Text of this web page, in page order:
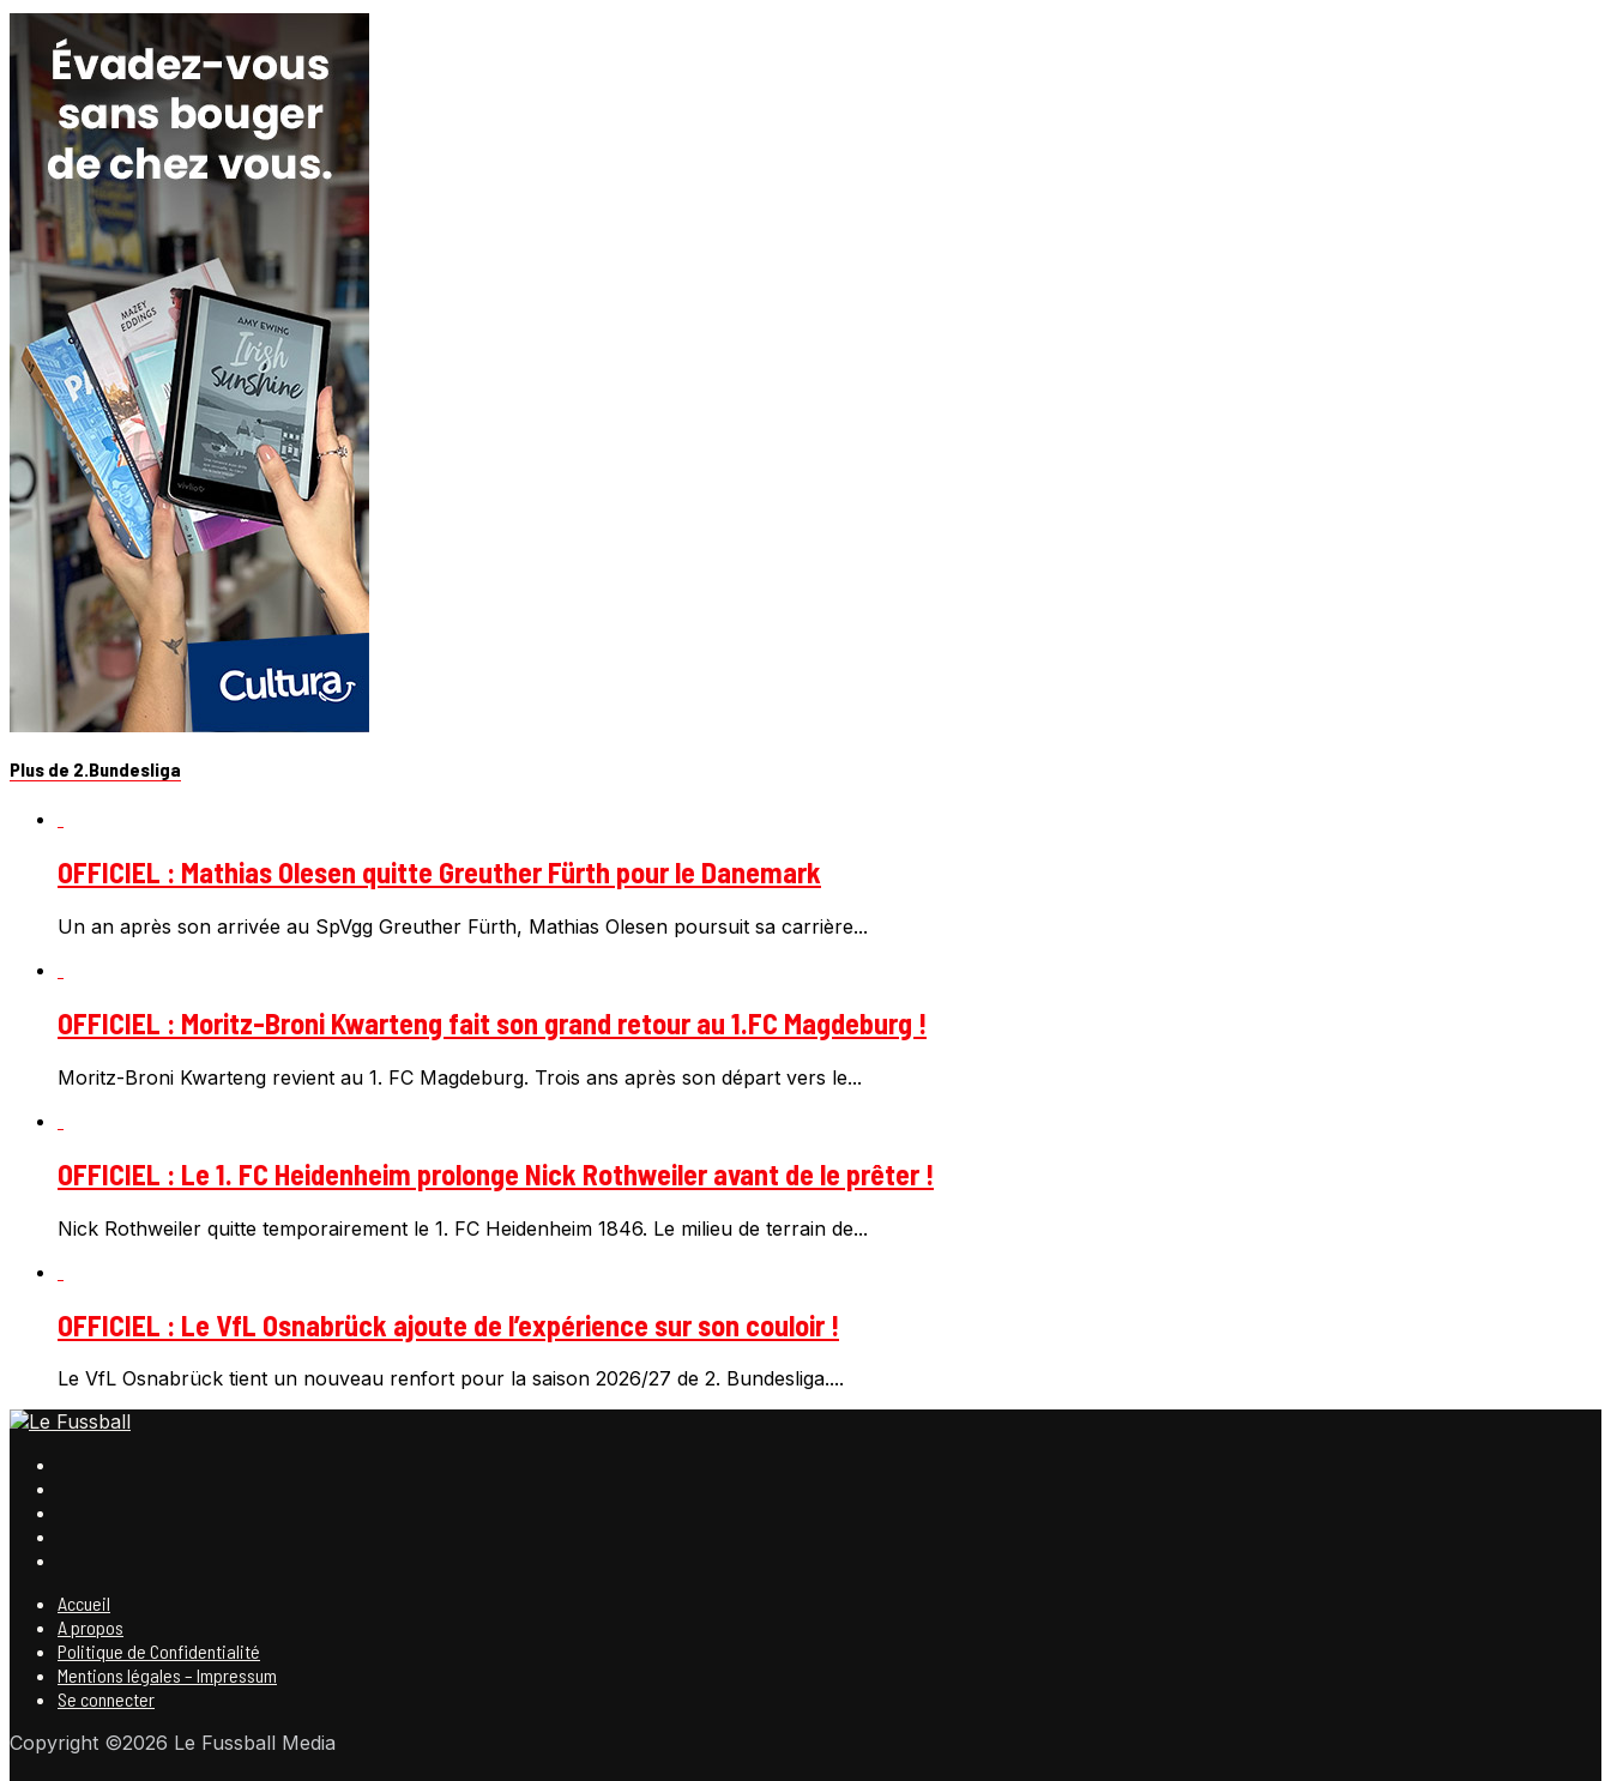
Plus de 2.Bundesliga
OFFICIEL : Mathias Olesen quitte Greuther Fürth pour le Danemark
Un an après son arrivée au SpVgg Greuther Fürth, Mathias Olesen poursuit sa carrière...
OFFICIEL : Moritz-Broni Kwarteng fait son grand retour au 1.FC Magdeburg !
Moritz-Broni Kwarteng revient au 1. FC Magdeburg. Trois ans après son départ vers le...
OFFICIEL : Le 1. FC Heidenheim prolonge Nick Rothweiler avant de le prêter !
Nick Rothweiler quitte temporairement le 1. FC Heidenheim 1846. Le milieu de terrain de...
OFFICIEL : Le VfL Osnabrück ajoute de l’expérience sur son couloir !
Le VfL Osnabrück tient un nouveau renfort pour la saison 2026/27 de 2. Bundesliga....
Accueil
A propos
Politique de Confidentialité
Mentions légales – Impressum
Se connecter
Copyright ©2026 Le Fussball Media